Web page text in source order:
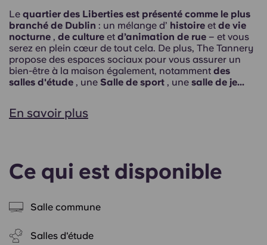
Le quartier des Liberties est présenté comme le plus
branché de Dublin : un mélange d’ histoire et de vie
nocturne , de culture et d’animation de rue – et vous
serez en plein cœur de tout cela. De plus, The Tannery
propose des espaces sociaux pour vous assurer un
bien-être à la maison également, notamment des
salles d'étude , une Salle de sport , une salle de je...
En savoir plus
Ce qui est disponible
Salle commune
Salles d'étude